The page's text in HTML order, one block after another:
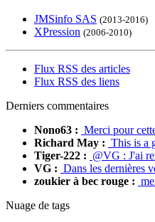
JMSinfo SAS (2013-2016)
XPression (2006-2010)
Flux RSS des articles
Flux RSS des liens
Derniers commentaires
Nono63 : Merci pour
Richard May : This is a
Tiger-222 : @VG : J'ai
VG : Dans les dernières
zoukier à bec rouge :
Nuage de tags